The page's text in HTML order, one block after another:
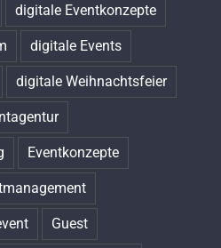
digitale Eventkonzepte
digitale Events
digitale Weihnachtsfeier
Eventkonzepte
Guest